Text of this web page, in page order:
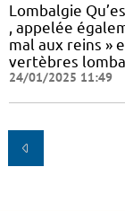
Lombalgie
, appelée
mal aux reins »
vertèbres
24/01/2025 11:49